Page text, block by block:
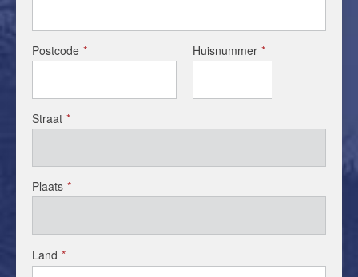
Postcode * Huisnummer *
Straat *
Plaats *
Land *